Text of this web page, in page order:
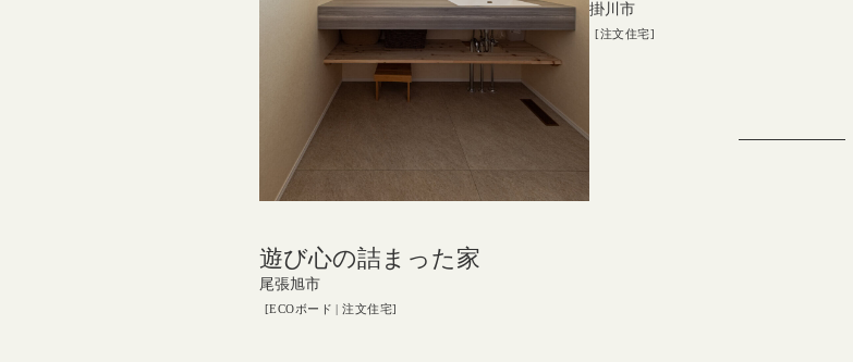
遊び心の詰まった家
尾張旭市
ECOボード 注文住宅
掛川市
注文住宅